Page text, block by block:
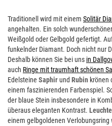
Traditionell wird mit einem Solitär
angehalten. Ein solch
Weißgold oder Gelbgold gefertigt.
funkelnder Diamant. Doch nicht nur
Deshalb können Sie bei uns in
auch Ringe mit traumhaft schönen
Edelsteine Saphirund Rubin krönen
einem faszinierenden Farbenspiel.
der blaue Stein insbesondere in
überaus eleganten Kontrast.
einem gelbgoldenen Verlobungsring